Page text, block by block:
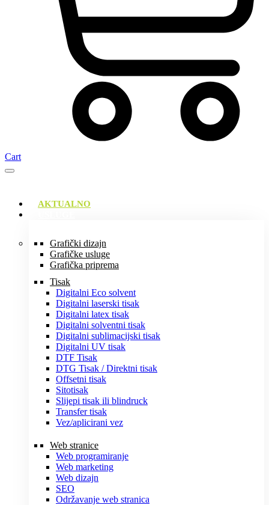
Cart
AKTUALNO
Grafički dizajn
Grafičke usluge
Grafička priprema
Tisak
Digitalni Eco solvent
Digitalni laserski tisak
Digitalni latex tisak
Digitalni solventni tisak
Digitalni sublimacijski tisak
Digitalni UV tisak
DTF Tisak
DTG Tisak / Direktni tisak
Offsetni tisak
Sitotisak
Slijepi tisak ili blindruck
Transfer tisak
Vez/aplicirani vez
Web stranice
Web programiranje
Web marketing
Web dizajn
SEO
Održavanje web stranica